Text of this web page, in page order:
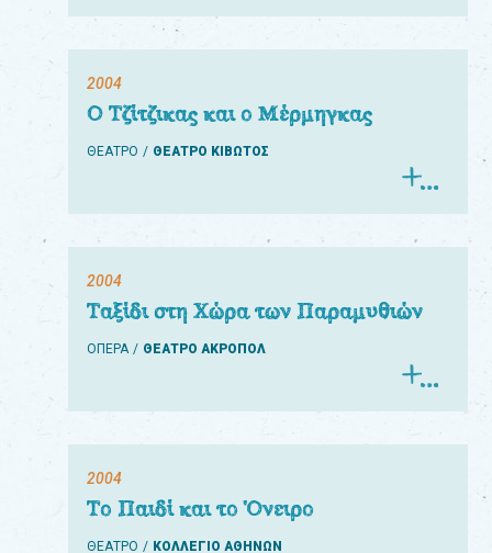
2004
Ο Τζίτζικας και ο Μέρμηγκας
ΘΕΑΤΡΟ ΘΕΑΤΡΟ ΚΙΒΩΤΟΣ
2004
Ταξίδι στη Χώρα των Παραμυθιών
ΟΠΕΡΑ ΘΕΑΤΡΟ ΑΚΡΟΠΟΛ
2004
Το Παιδί και το Όνειρο
ΘΕΑΤΡΟ ΚΟΛΛΕΓΙΟ ΑΘΗΝΩΝ